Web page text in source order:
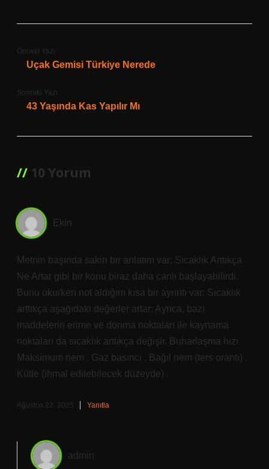
Önceki Yazı
Uçak Gemisi Türkiye Nerede
Sonraki Yazı
43 Yaşında Kas Yapılır Mı
10 Yorum
Ekin
Metnin başında sakin bir anlatım var; Sıcaklık Arttıkça
Ne Artar gibi bir konu biraz daha canlı başlayabilirdi.
Bunu okurken not aldığım kısa bir ayrıntı var: Sıcaklık
arttıkça aşağıdaki değerler artar: Ayrıca, bazı
maddelerin erime ve donma noktaları ile kaynama
noktaları da sıcaklık arttıkça değişir. Buharlaşma hızı .
Maksimum nem . Gaz basıncı . Bağıl nem (ters orantı) .
Kütle (ihmal edilebilecek düzeyde) .
Ağustos 22, 2025 Yanıtla
admin